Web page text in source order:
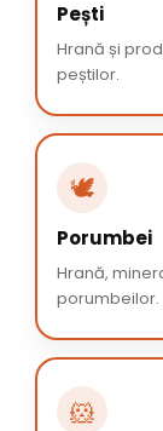
Pești
Hrană și
peștilor.
🕊️
Porumbei
Hrană,
porumbeilor.
🐹